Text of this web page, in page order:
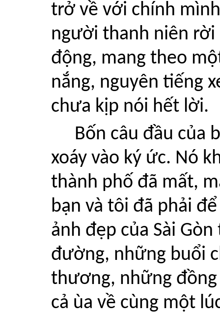
trở về với chính
người thanh niên
động, mang theo
nắng, nguyên tiếng
chưa kịp nói hết lời.
Bốn câu đầu của
xoáy vào ký ức. Nó
thành phố đã mất,
bạn và tôi đã phải
ảnh đẹp của Sài
đường, những buổi
thương, những
cả ùa về cùng một